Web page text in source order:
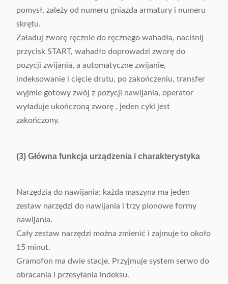
pomysł, zależy od numeru gniazda armatury i numeru
skrętu.
Załaduj zworę ręcznie do ręcznego wahadła, naciśnij
przycisk START, wahadło doprowadzi zworę do
pozycji zwijania, a automatyczne zwijanie,
indeksowanie i cięcie drutu, po zakończeniu, transfer
wyjmie gotowy zwój z pozycji nawijania, operator
wyładuje ukończoną zworę , jeden cykl jest
zakończony.
(3) Główna funkcja urządzenia i charakterystyka
Narzędzia do nawijania: każda maszyna ma jeden
zestaw narzędzi do nawijania i trzy pionowe formy
nawijania.
Cały zestaw narzędzi można zmienić i zajmuje to około
15 minut.
Gramofon ma dwie stacje. Przyjmuje system serwo do
obracania i przesyłania indeksu.